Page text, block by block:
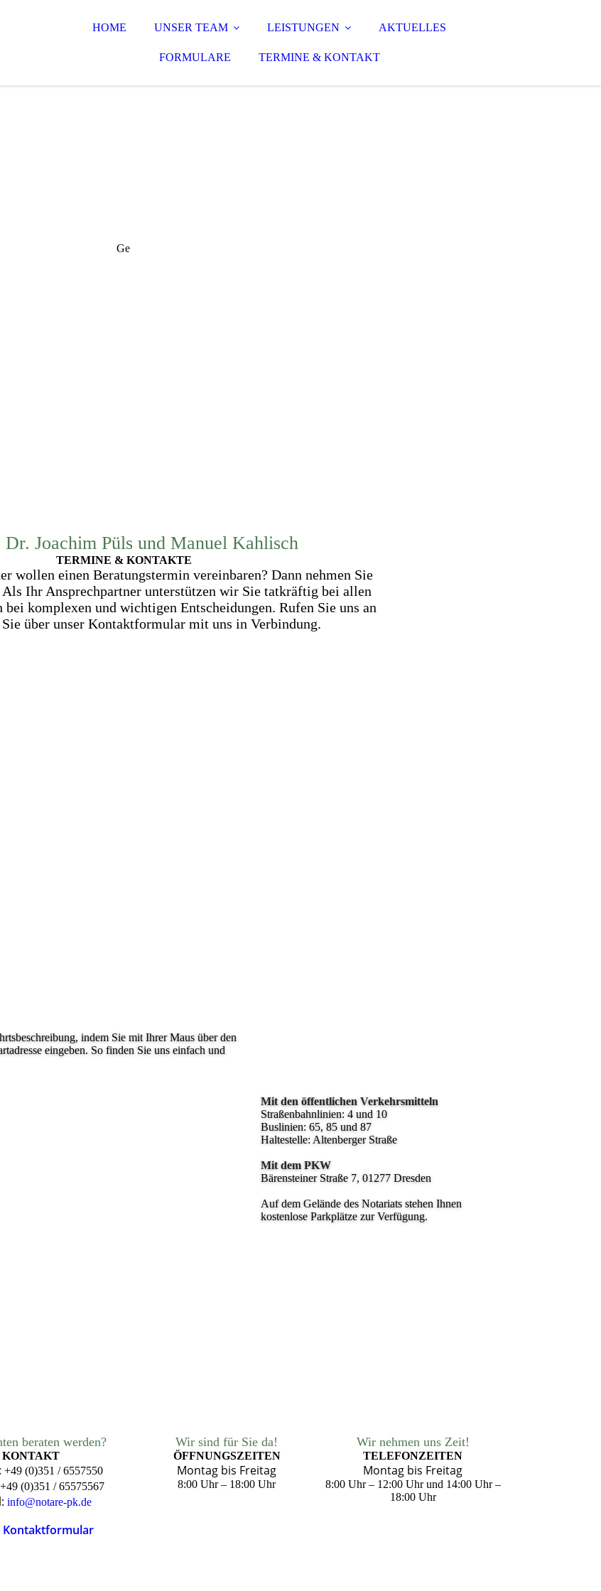
HOME UNSER TEAM LEISTUNGEN AKTUELLES
FORMULARE TERMINE & KONTAKT
Ge
Dr. Joachim Püls und Manuel Kahlisch
TERMINE & KONTAKTE
wollen einen Beratungstermin vereinbaren? Dann nehmen Sie
Ihr Ansprechpartner unterstützen wir Sie tatkräftig bei allen
komplexen und wichtigen Entscheidungen. Rufen Sie uns an
über unser Kontaktformular mit uns in Verbindung.
indem Sie mit Ihrer Maus über den
eingeben. So finden Sie uns einfach und
Mit den öffentlichen Verkehrsmitteln
Straßenbahnlinien: 4 und 10
Buslinien: 65, 85 und 87
Haltestelle: Altenberger Straße
Mit dem PKW
Bärensteiner Straße 7, 01277 Dresden
Auf dem Gelände des Notariats stehen Ihnen
kostenlose Parkplätze zur Verfügung.
beraten werden?
KONTAKT
+49 (0)351 / 6557550
+49 (0)351 / 65575567
info@notare-pk.de
Kontaktformular
Wir sind für Sie da!
ÖFFNUNGSZEITEN
Montag bis Freitag
8:00 Uhr – 18:00 Uhr
Wir nehmen uns Zeit!
TELEFONZEITEN
Montag bis Freitag
8:00 Uhr – 12:00 Uhr und 14:00 Uhr –
18:00 Uhr